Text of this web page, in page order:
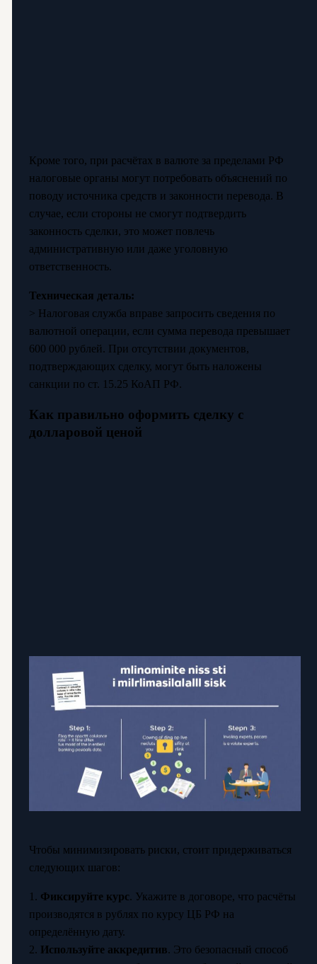
Кроме того, при расчётах в валюте за пределами РФ
налоговые органы могут потребовать объяснений по
поводу источника средств и законности перевода. В
случае, если стороны не смогут подтвердить
законность сделки, это может повлечь
административную или даже уголовную
ответственность.
Техническая деталь:
> Налоговая служба вправе запросить сведения по
валютной операции, если сумма перевода превышает
600 000 рублей. При отсутствии документов,
подтверждающих сделку, могут быть наложены
санкции по ст. 15.25 КоАП РФ.
Как правильно оформить сделку с
долларовой ценой
Чтобы минимизировать риски, стоит придерживаться
следующих шагов:
1. Фиксируйте курс. Укажите в договоре, что расчёты
производятся в рублях по курсу ЦБ РФ на
определённую дату.
2. Используйте аккредитив. Это безопасный способ